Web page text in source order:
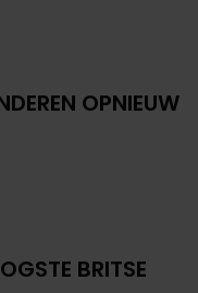
OPNIEUW
BRITSE